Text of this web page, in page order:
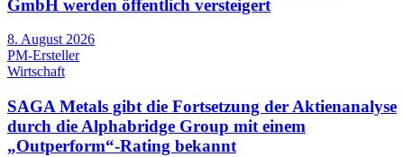
GmbH werden öffentlich versteigert
8. August 2026
PM-Ersteller
Wirtschaft
SAGA Metals gibt die Fortsetzung der Aktienanalyse
durch die Alphabridge Group mit einem
„Outperform“-Rating bekannt